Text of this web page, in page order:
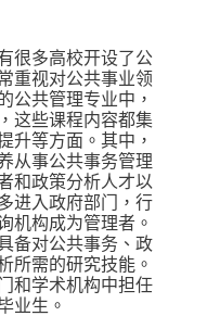
很多高校开设了公
重视对公共事业领
公共管理专业中，
这些课程内容都集
升等方面。其中，
从事公共事务管理
和政策分析人才以
进入政府部门，行
机构成为管理者。
备对公共事务、政
所需的研究技能。
和学术机构中担任
业生。